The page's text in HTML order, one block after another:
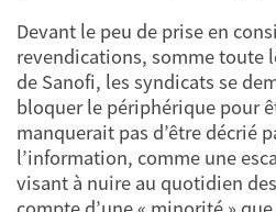
Devant le peu de prise en
revendications, somme toute
de Sanofi, les syndicats se
bloquer le périphérique pour
manquerait pas d’être décrié
l’information, comme une
visant à nuire au quotidien